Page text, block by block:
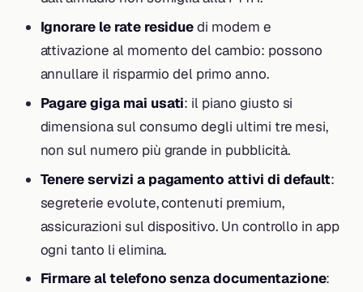
Ignorare le rate residuedi modem e
attivazione al momento del cambio: possono
annullare il risparmio del primo anno.
Pagare giga mai usati: il piano giusto si
dimensiona sul consumo degli ultimi tre mesi,
non sul numero più grande in pubblicità.
Tenere servizi a pagamento attivi di default:
segreterie evolute, contenuti premium,
assicurazioni sul dispositivo. Un controllo in app
ogni tanto li elimina.
Firmare al telefono senza documentazione: